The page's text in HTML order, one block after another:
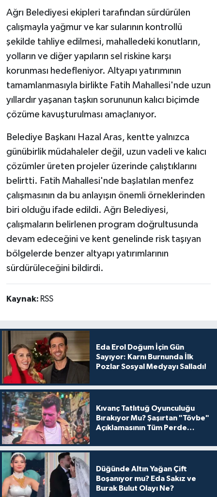
Ağrı Belediyesi ekipleri tarafından sürdürülen
çalışmayla yağmur ve kar sularının kontrollü
şekilde tahliye edilmesi, mahalledeki konutların,
yolların ve diğer yapıların sel riskine karşı
korunması hedefleniyor. Altyapı yatırımının
tamamlanmasıyla birlikte Fatih Mahallesi'nde uzun
yıllardır yaşanan taşkın sorununun kalıcı biçimde
çözüme kavuşturulması amaçlanıyor.
Belediye Başkanı Hazal Aras, kentte yalnızca
günübirlik müdahaleler değil, uzun vadeli ve kalıcı
çözümler üreten projeler üzerinde çalıştıklarını
belirtti. Fatih Mahallesi'nde başlatılan menfez
çalışmasının da bu anlayışın önemli örneklerinden
biri olduğu ifade edildi. Ağrı Belediyesi,
çalışmaların belirlenen program doğrultusunda
devam edeceğini ve kent genelinde risk taşıyan
bölgelerde benzer altyapı yatırımlarının
sürdürüleceğini bildirdi.
Kaynak: RSS
Eda Erol Doğum İçin Gün
Sayıyor: Karnı Burnunda İlk
Pozlar Sosyal Medyayı Salladı!
Kıvanç Tatlıtuğ Oyunculuğu
Bırakıyor Mu? Şaşırtan "Tövbe"
Açıklamasının Tüm Perde
Düğünde Altın Yağan Çift
Boşanıyor mu? Eda Sakız ve
Burak Bulut Olayı Ne?